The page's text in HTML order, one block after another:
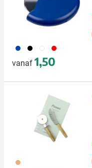
023 001 002 008
vanaf 1,50
945